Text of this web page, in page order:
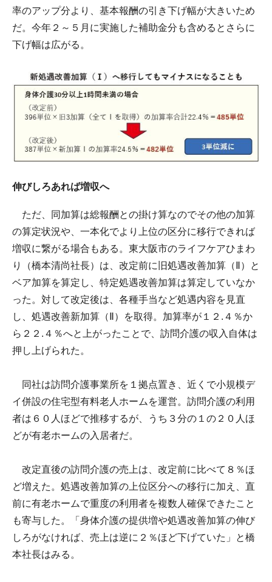
率のアップ分より、基本報酬の引き下げ幅が大きいため
だ。今年２～５月に実施した補助金分も含めるとさらに
下げ幅は広がる。
伸びしろあれば増収へ
ただ、同加算は総報酬との掛け算なのでその他の加算
の算定状況や、一本化でより上位の区分に移行できれば
増収に繋がる場合もある。東大阪市のライフケアひまわ
り（橋本清尚社長）は、改定前に旧処遇改善加算（Ⅱ）と
ベア加算を算定し、特定処遇改善加算は算定していなか
った。対して改定後は、各種手当など処遇内容を見直
し、処遇改善新加算（Ⅱ）を取得。加算率が１２.４％か
ら２２.４％へと上がったことで、訪問介護の収入自体は
押し上げられた。
同社は訪問介護事業所を１拠点置き、近くで小規模デ
イ併設の住宅型有料老人ホームを運営。訪問介護の利用
者は６０人ほどで推移するが、うち３分の１の２０人ほ
どが有老ホームの入居者だ。
改定直後の訪問介護の売上は、改定前に比べて８％ほ
ど増えた。処遇改善加算の上位区分への移行に加え、直
前に有老ホームで重度の利用者を複数人確保できたこと
も寄与した。「身体介護の提供増や処遇改善加算の伸び
しろがなければ、売上は逆に２％ほど下げていた」と橋
本社長はみる。